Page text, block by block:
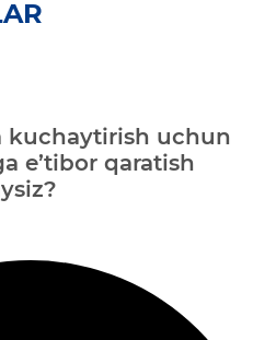
kuchaytirish uchun
e’tibor qaratish